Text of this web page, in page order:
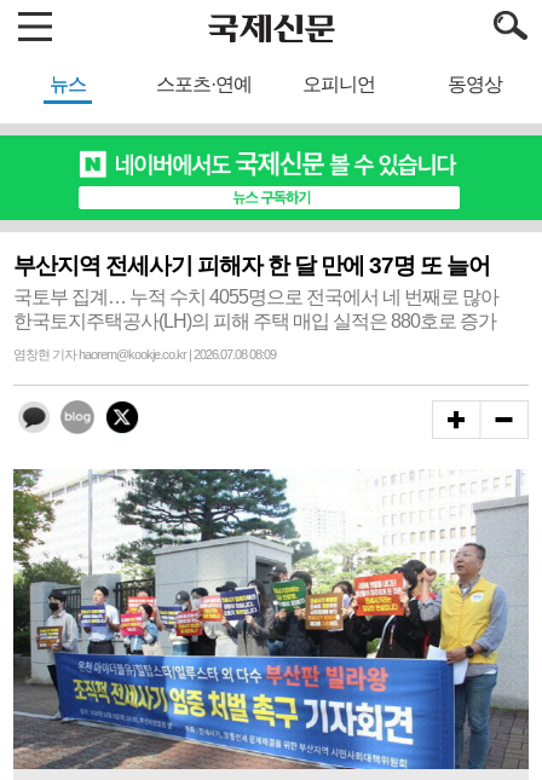
뉴스 스포츠·연예 오피니언 동영상
부산지역 전세사기 피해자 한 달 만에 37명 또 늘어
국토부 집계… 누적 수치 4055명으로 전국에서 네 번째로 많아
한국토지주택공사(LH)의 피해 주택 매입 실적은 880호로 증가
염창현 기자 haorem@kookje.co.kr | 2026.07.08 08:09